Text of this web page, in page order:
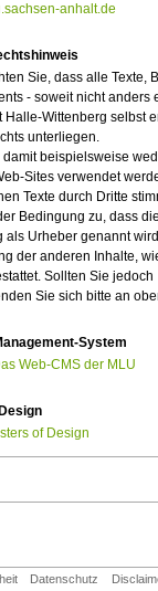
anhalt.de
Sie, dass alle Texte,
- soweit nicht anders
Halle-Wittenberg selbst
unterliegen.
damit beispielsweise
Sites verwendet
Texte durch Dritte
Bedingung zu, dass
als Urheber genannt
der anderen Inhalte,
Sollten Sie
Sie sich bitte an
System
Web-CMS der MLU
of Design
Datenschutz